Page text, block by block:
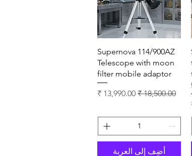
العرض السريع
Supernova 114/900AZ
Telescope with moon
filter mobile adaptor
سعر عادي
سعر البيع
أضِف إلى العربة